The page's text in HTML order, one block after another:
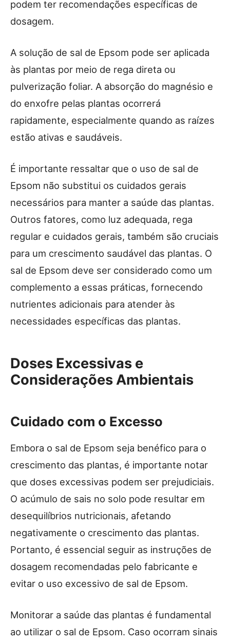
podem ter recomendações específicas de
dosagem.
A solução de sal de Epsom pode ser aplicada
às plantas por meio de rega direta ou
pulverização foliar. A absorção do magnésio e
do enxofre pelas plantas ocorrerá
rapidamente, especialmente quando as raízes
estão ativas e saudáveis.
É importante ressaltar que o uso de sal de
Epsom não substitui os cuidados gerais
necessários para manter a saúde das plantas.
Outros fatores, como luz adequada, rega
regular e cuidados gerais, também são cruciais
para um crescimento saudável das plantas. O
sal de Epsom deve ser considerado como um
complemento a essas práticas, fornecendo
nutrientes adicionais para atender às
necessidades específicas das plantas.
Doses Excessivas e
Considerações Ambientais
Cuidado com o Excesso
Embora o sal de Epsom seja benéfico para o
crescimento das plantas, é importante notar
que doses excessivas podem ser prejudiciais.
O acúmulo de sais no solo pode resultar em
desequilíbrios nutricionais, afetando
negativamente o crescimento das plantas.
Portanto, é essencial seguir as instruções de
dosagem recomendadas pelo fabricante e
evitar o uso excessivo de sal de Epsom.
Monitorar a saúde das plantas é fundamental
ao utilizar o sal de Epsom. Caso ocorram sinais